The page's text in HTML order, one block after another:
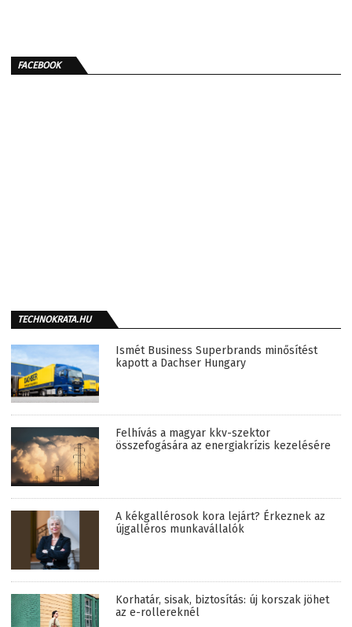
FACEBOOK
TECHNOKRATA.HU
Ismét Business Superbrands minősítést
kapott a Dachser Hungary
Felhívás a magyar kkv-szektor
összefogására az energiakrízis kezelésére
A kékgallérosok kora lejárt? Érkeznek az
újgalléros munkavállalók
Korhatár, sisak, biztosítás: új korszak jöhet
az e-rollereknél